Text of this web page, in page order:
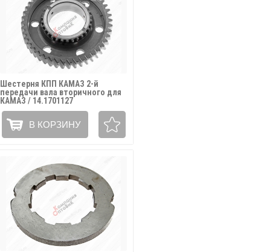
Шестерня КПП КАМАЗ 2-й
передачи вала вторичного для
КАМАЗ / 14.1701127
В КОРЗИНУ